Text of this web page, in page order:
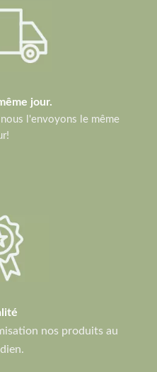
jour.
l'envoyons le même
nos produits au